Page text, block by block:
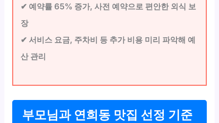
✔ 예약률 65% 증가, 사전 예약으로 편안한 외식 보
장
✔ 서비스 요금, 주차비 등 추가 비용 미리 파악해 예
산 관리
부모님과 연희동 맛집 선정 기준